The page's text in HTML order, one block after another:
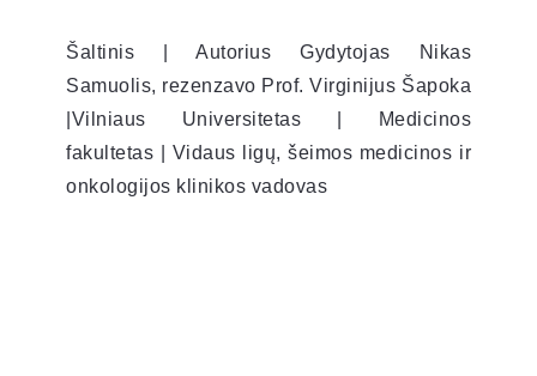
Šaltinis | Autorius Gydytojas Nikas
Samuolis, rezenzavo Prof. Virginijus Šapoka
|Vilniaus Universitetas | Medicinos
fakultetas | Vidaus ligų, šeimos medicinos ir
onkologijos klinikos vadovas